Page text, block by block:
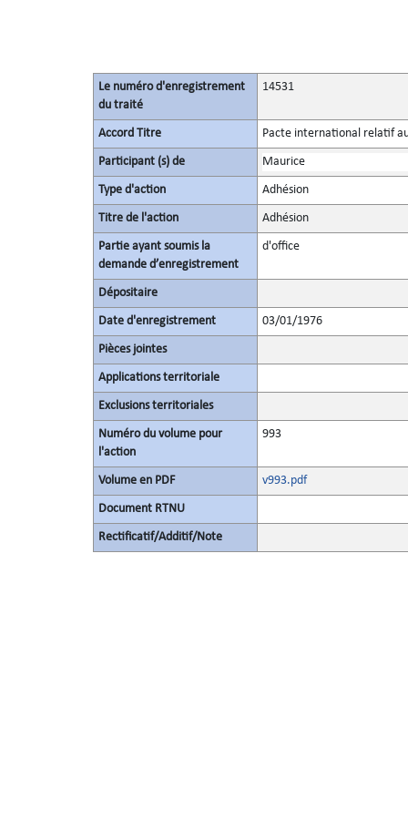
Le numéro d'enregistrement
du traité
14531
Accord Titre Pacte international relatif
Participant (s) de Maurice
Type d'action Adhésion
Titre de l'action Adhésion
Partie ayant soumis la
demande d’enregistrement
d'office
Dépositaire
Date d'enregistrement 03/01/1976
Pièces jointes
Applications territoriale
Exclusions territoriales
Numéro du volume pour
l'action
993
Volume en PDF v993.pdf
Document RTNU
Rectificatif/Additif/Note